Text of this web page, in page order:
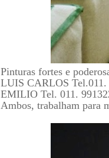
Pinturas fortes e
LUIS CARLOS Tel.011.
EMILIO Tel. 011.
Ambos, trabalham para